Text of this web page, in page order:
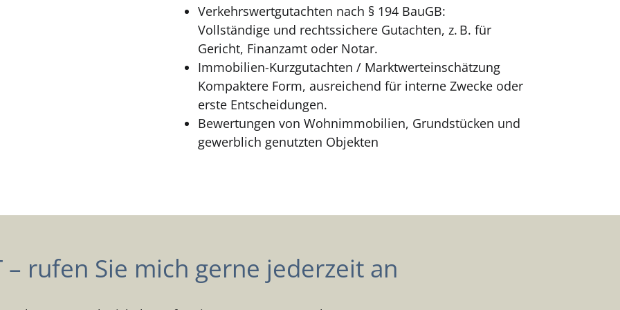
Verkehrswertgutachten nach § 194 BauGB:
Vollständige und rechtssichere Gutachten, z. B. für
Gericht, Finanzamt oder Notar.
Immobilien-Kurzgutachten / Marktwerteinschätzung
Kompaktere Form, ausreichend für interne Zwecke oder
erste Entscheidungen.
Bewertungen von Wohnimmobilien, Grundstücken und
gewerblich genutzten Objekten
– rufen Sie mich gerne jederzeit an